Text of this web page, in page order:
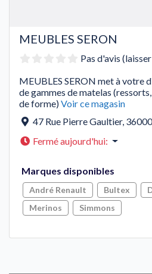
MEUBLES SERON
Pas d'avis
MEUBLES SERON met à votre
de gammes de matelas
de forme)Voir ce magasin
47 Rue Pierre Gaultier, 36000
Fermé aujourd'hui:
Marques disponibles
André Renault Bultex
Merinos
Simmons